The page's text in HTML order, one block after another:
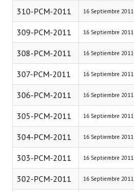
Declaraciones
Resoluciones
Resoluciones de Presidencia
Antiguos Pobladores
Noticias Destacadas
Registros y Distinciones
Datos Históricos
Premio al Mérito - Registro
310-PCM-2011 16 Septiembre 2011
309-PCM-2011 16 Septiembre 2011
308-PCM-2011 16 Septiembre 2011
307-PCM-2011 16 Septiembre 2011
306-PCM-2011 16 Septiembre 2011
305-PCM-2011 16 Septiembre 2011
304-PCM-2011 16 Septiembre 2011
303-PCM-2011 16 Septiembre 2011
302-PCM-2011 16 Septiembre 2011